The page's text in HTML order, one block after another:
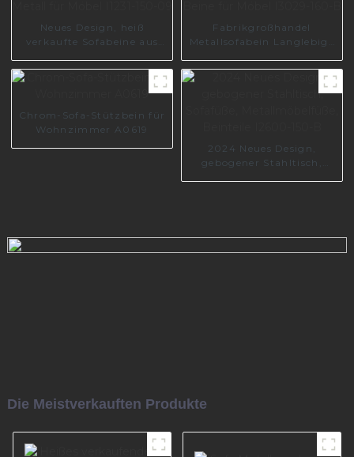
Neues Design, heiß
verkaufte Sofabeine aus
09
Fabrikgroßhandel
Metallsofabein Langlebige
160-B
Chrom-Sofa-Stützbein für
Wohnzimmer A0619
2024 Neues Design,
gebogener Stahltisch,
Die Meistverkauften Produkte